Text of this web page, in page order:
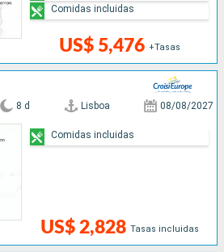
US$ 5,476 +Tasas
Comidas incluidas
8 d Lisboa 08/08/2027
US$ 2,828 Tasas incluidas
Comidas incluidas